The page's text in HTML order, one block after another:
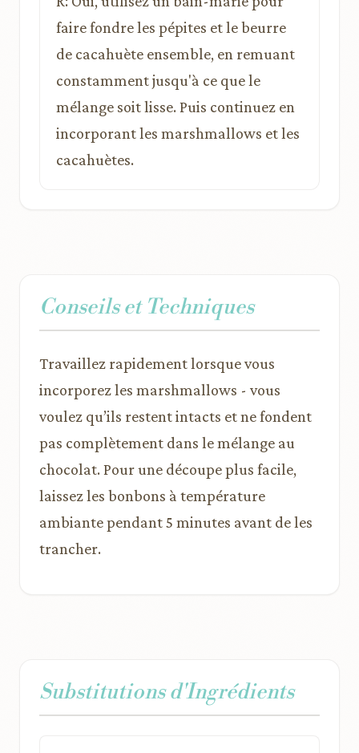
faire fondre les pépites et le beurre
de cacahuète ensemble, en remuant
constamment jusqu'à ce que le
mélange soit lisse. Puis continuez en
incorporant les marshmallows et les
cacahuètes.
Conseils et Techniques
Travaillez rapidement lorsque vous
incorporez les marshmallows - vous
voulez qu’ils restent intacts et ne fondent
pas complètement dans le mélange au
chocolat. Pour une découpe plus facile,
laissez les bonbons à température
ambiante pendant 5 minutes avant de les
trancher.
Substitutions d'Ingrédients